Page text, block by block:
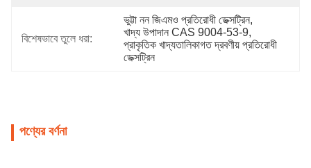
বিশেষভাবে তুলে ধরা:
ভুট্টা নন জিএমও প্রতিরোধী ডেক্সট্রিন,
খাদ্য উপাদান CAS 9004-53-9,
প্রাকৃতিক খাদ্যতালিকাগত দ্রবণীয় প্রতিরোধী
ডেক্সট্রিন
পণ্যের বর্ণনা